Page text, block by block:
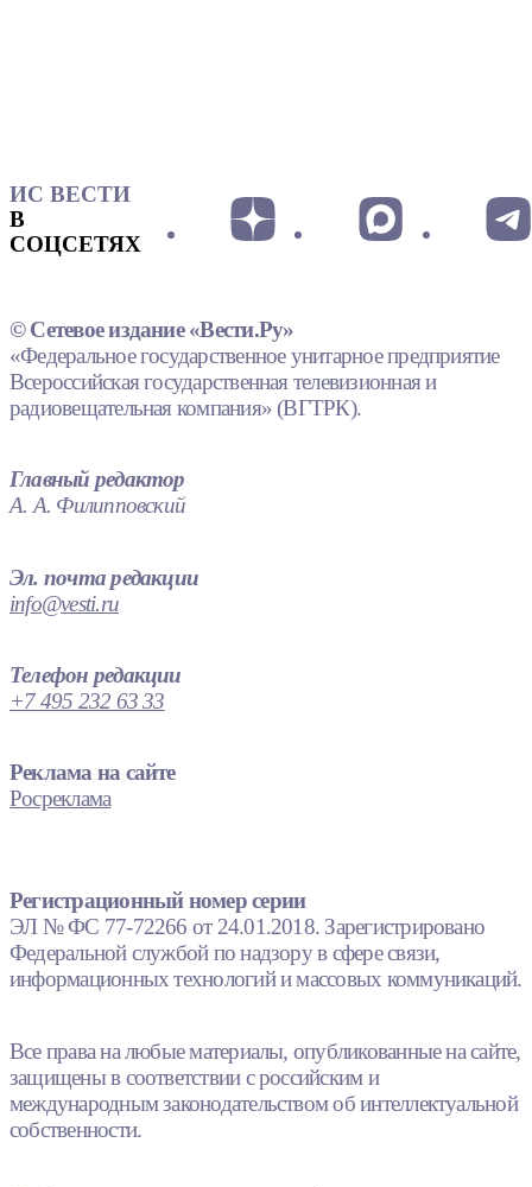
ИС ВЕСТИ
В
СОЦСЕТЯХ
© Сетевое издание «Вести.Ру»
«Федеральное государственное унитарное предприятие
Всероссийская государственная телевизионная и
радиовещательная компания» (ВГТРК).
Главный редактор
А. А. Филипповский
Эл. почта редакции
info@vesti.ru
Телефон редакции
+7 495 232 63 33
Реклама на сайте
Росреклама
Регистрационный номер серии
ЭЛ № ФС 77-72266 от 24.01.2018. Зарегистрировано
Федеральной службой по надзору в сфере связи,
информационных технологий и массовых коммуникаций.
Все права на любые материалы, опубликованные на сайте,
защищены в соответствии с российским и
международным законодательством об интеллектуальной
собственности.